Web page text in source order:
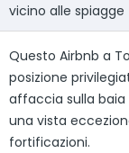
vicino alle spiagge
Questo Airbnb a
posizione
affaccia sulla baia
una vista
fortificazioni.